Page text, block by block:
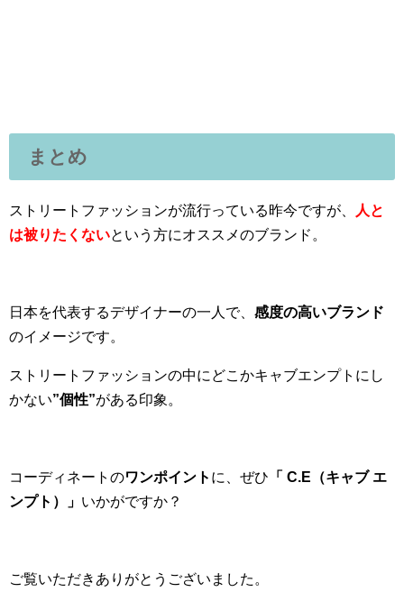
まとめ
ストリートファッションが流行っている昨今ですが、
人と
は被りたくないという方にオススメのブランド。
日本を代表するデザイナーの一人で、 感度の高いブランド
のイメージです。
ストリートファッションの中にどこかキャブエンプトにし
かない”個性”がある印象。
コーディネートのワンポイント に、ぜひ 「 C.E（キャブ エ
ンプト）」 いかがですか？
ご覧いただきありがとうございました。